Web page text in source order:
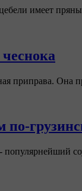
имеет
приправа. Она
по-
популярнейший